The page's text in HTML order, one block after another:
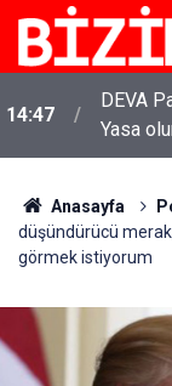
14:47
DEVA
Yasa
Anasayfa
düşündürücü merak,
görmek istiyorum